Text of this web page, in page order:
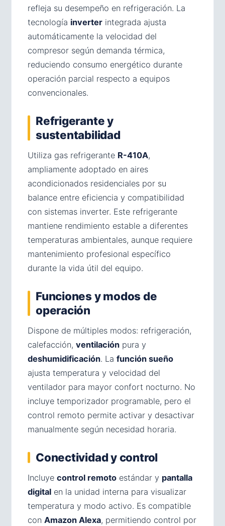
refleja su desempeño en refrigeración. La
tecnología inverter integrada ajusta
automáticamente la velocidad del
compresor según demanda térmica,
reduciendo consumo energético durante
operación parcial respecto a equipos
convencionales.
Refrigerante y
sustentabilidad
Utiliza gas refrigerante R-410A,
ampliamente adoptado en aires
acondicionados residenciales por su
balance entre eficiencia y compatibilidad
con sistemas inverter. Este refrigerante
mantiene rendimiento estable a diferentes
temperaturas ambientales, aunque requiere
mantenimiento profesional específico
durante la vida útil del equipo.
Funciones y modos de
operación
Dispone de múltiples modos: refrigeración,
calefacción, ventilación pura y
deshumidificación. La función sueño
ajusta temperatura y velocidad del
ventilador para mayor confort nocturno. No
incluye temporizador programable, pero el
control remoto permite activar y desactivar
manualmente según necesidad horaria.
Conectividad y control
Incluye control remoto estándar y pantalla
digital en la unidad interna para visualizar
temperatura y modo activo. Es compatible
con Amazon Alexa, permitiendo control por